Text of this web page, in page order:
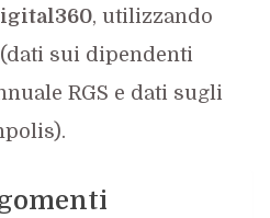
, utilizzando
sui dipendenti
RGS e dati sugli